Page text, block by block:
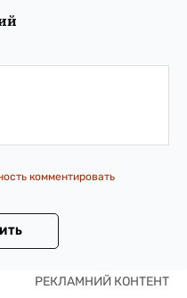
комментировать